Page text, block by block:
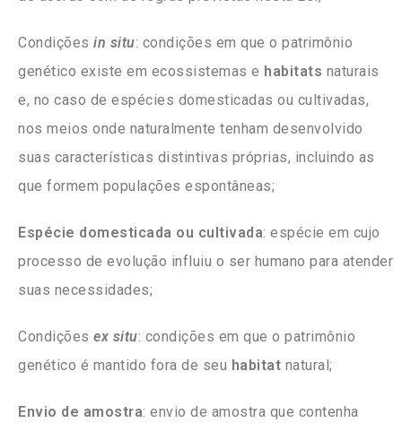
Condições in situ: condições em que o patrimônio
genético existe em ecossistemas e habitats naturais
e, no caso de espécies domesticadas ou cultivadas,
nos meios onde naturalmente tenham desenvolvido
suas características distintivas próprias, incluindo as
que formem populações espontâneas;
Espécie domesticada ou cultivada: espécie em cujo
processo de evolução influiu o ser humano para atender
suas necessidades;
Condições ex situ: condições em que o patrimônio
genético é mantido fora de seu habitat natural;
Envio de amostra: envio de amostra que contenha